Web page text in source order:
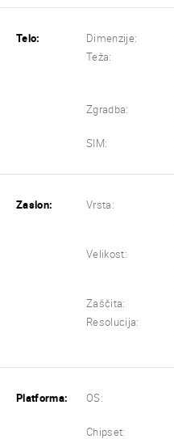
Telo: Dimenzije:
Teža:
Zgradba:
SIM:
Zaslon: Vrsta:
Velikost:
Zaščita:
Resolucija:
Platforma: OS:
Chipset: